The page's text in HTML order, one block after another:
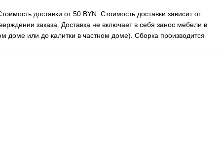
доставки от 50 BYN. Стоимость доставки зависит от
заказа. Доставка не включает в себя занос мебели в
доме или до калитки в частном доме). Сборка производится